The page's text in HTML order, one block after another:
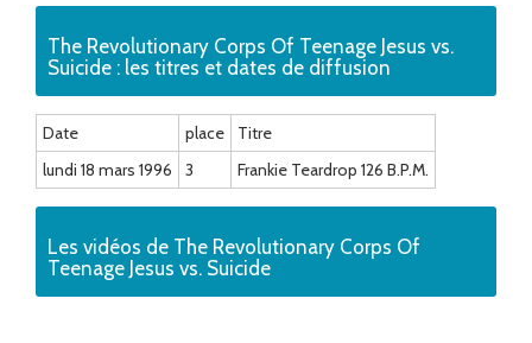
The Revolutionary Corps Of Teenage Jesus vs.
Suicide : les titres et dates de diffusion
Date place
Titre
lundi 18 mars 1996
3 Frankie Teardrop 126 B.P.M.
Les vidéos de The Revolutionary Corps Of
Teenage Jesus vs. Suicide